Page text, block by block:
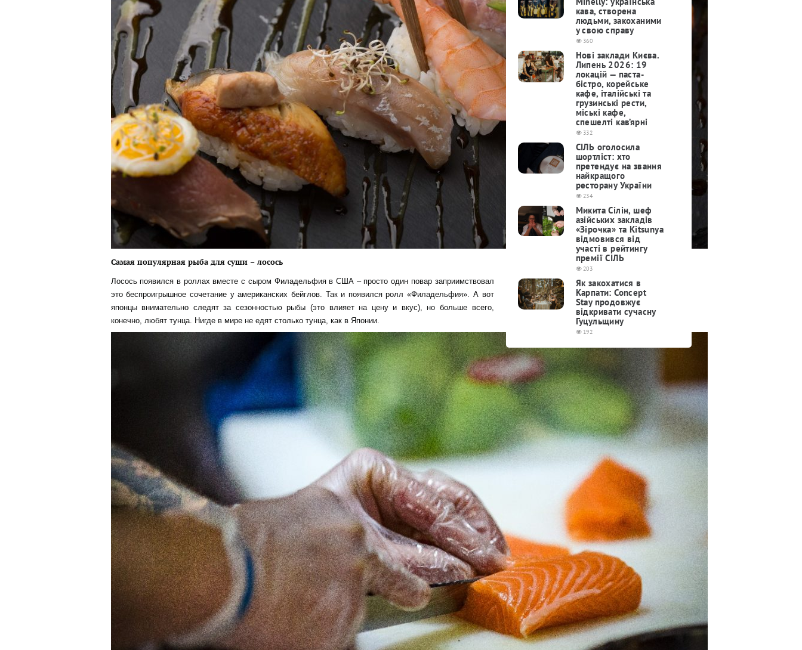
Самая популярная рыба для суши – лосось
Лосось появился в роллах вместе с сыром Филадельфия в США – просто один повар заприимствовал
это беспроигрышное сочетание у американских бейглов. Так и появился ролл «Филадельфия». А вот
японцы внимательно следят за сезонностью рыбы (это влияет на цену и вкус), но больше всего,
конечно, любят тунца. Нигде в мире не едят столько тунца, как в Японии.
кава, створена
людьми, закоханими
у свою справу
360
Нові заклади Києва.
Липень 2026: 19
локацій — паста-
бістро, корейське
кафе, італійські та
грузинські рести,
міські кафе,
спешелті кав’ярні
332
СІЛЬ оголосила
шортліст: хто
претендує на звання
найкращого
ресторану України
234
Микита Сілін, шеф
азійських закладів
«Зірочка» та Kitsunya
відмовився від
участі в рейтингу
премії СІЛЬ
203
Як закохатися в
Карпати: Concept
Stay продовжує
відкривати сучасну
Гуцульщину
192